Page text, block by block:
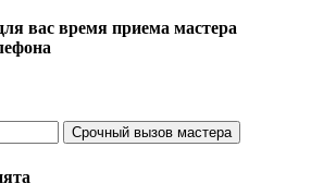
вас время приема мастера
Срочный вызов мастера